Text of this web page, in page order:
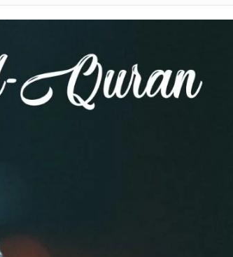
MEMBAYAR ZAKAT DENGAN CARA MENGANGSUR